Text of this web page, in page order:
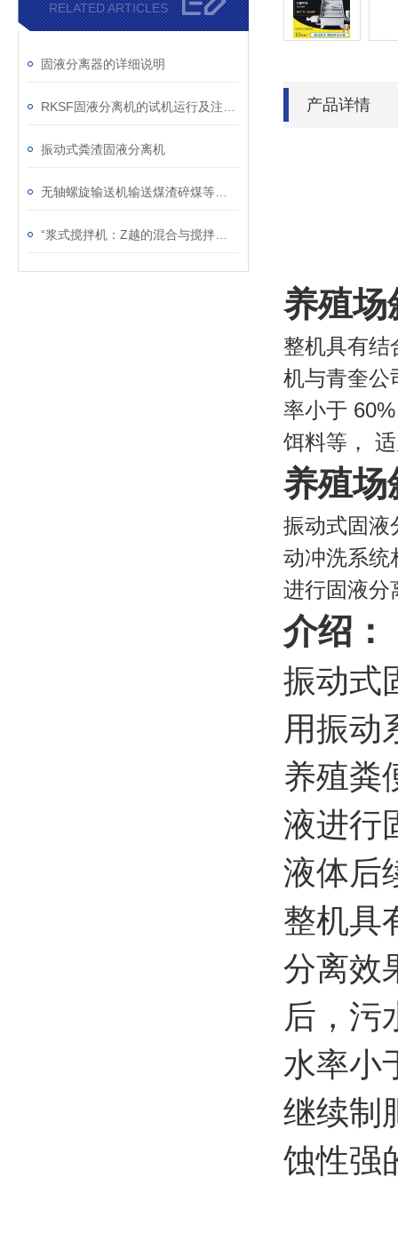
RELATED ARTICLES
固液分离器的详细说明
振动式粪渣固液分离机
产品详情
养殖场
整机具有结
机与青奎公
率小于
饵料等，
养殖场
振动式固液
动冲洗系统
进行固液分
介绍：
振动式
用振动
养殖粪
液进行
液体后
整机具
分离效
后，污
水率小
继续制
蚀性强